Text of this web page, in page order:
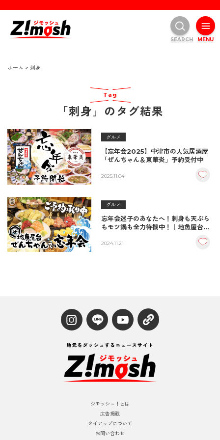
ホーム > 刺身
Tag
「刺身」のタグ結果
グルメ
【忘年会2025】中津市の人気居酒屋
「ぜんちゃん＆東華炎」予約受付中
2025.11.04
グルメ
忘年会迷子のあなたへ！刺身も天ぷら
もモツ鍋も全力待機中！｜地魚屋台ぜ
2024.11.21
ジモッシュ！とは
広告掲載
タイアップについて
お問い合わせ
MENU
SEARCH